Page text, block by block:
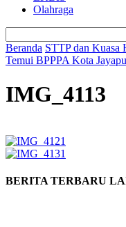
Olahraga
Beranda STTP dan Kuasa
Temui BPPPA Kota
IMG_4113
BERITA TERBARU